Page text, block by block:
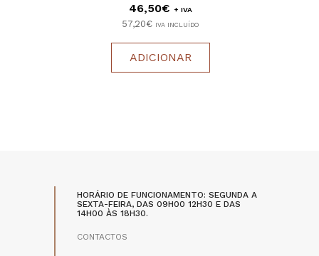
46,50€ + IVA
57,20€ IVA INCLUÍDO
ADICIONAR
HORÁRIO DE FUNCIONAMENTO: SEGUNDA A
SEXTA-FEIRA, DAS 09H00 12H30 E DAS
14H00 ÀS 18H30.
CONTACTOS